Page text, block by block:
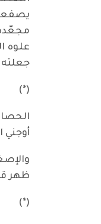
جعلته
(*)
أوجني
ظهر
(*)